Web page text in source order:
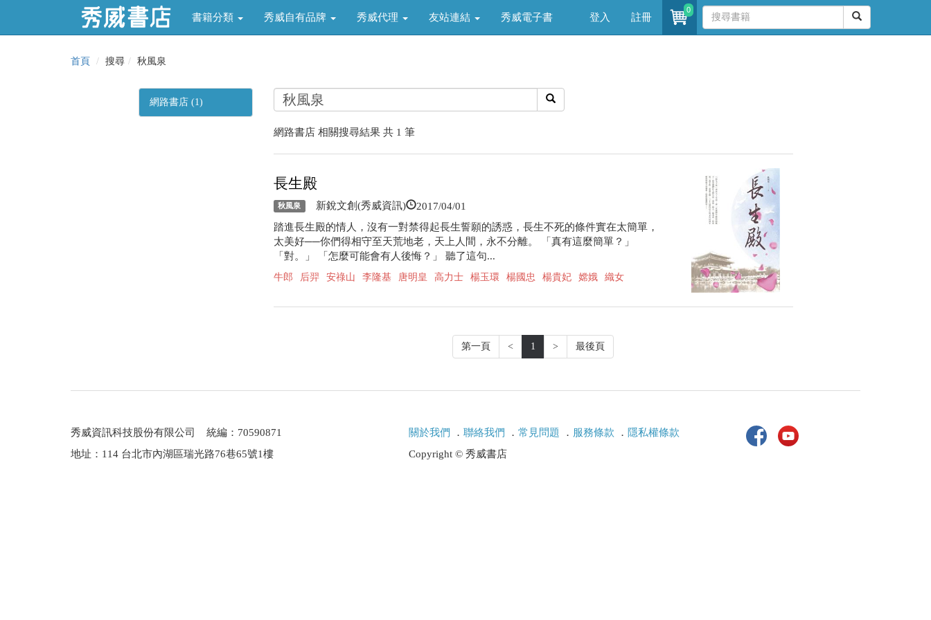
書籍分類 秀威自有品牌 秀威代理 友站連結 秀威電子書 登入 註冊
0
首頁 搜尋 秋風泉
網路書店 (1)
網路書店 相關搜尋結果 共 1 筆
長生殿
秋風泉 新銳文創(秀威資訊) 2017/04/01
踏進長生殿的情人，沒有一對禁得起長生誓願的誘惑，長生不死的條件實在太簡單，
太美好──你們得相守至天荒地老，天上人間，永不分離。 「真有這麼簡單？」
「對。」 「怎麼可能會有人後悔？」 聽了這句...
牛郎 后羿 安祿山 李隆基 唐明皇 高力士 楊玉環 楊國忠 楊貴妃 嫦娥 織女
第一頁 < 1 > 最後頁
秀威資訊科技股份有限公司 統編：70590871
地址：114 台北市內湖區瑞光路76巷65號1樓
關於我們 ． 聯絡我們 ． 常見問題 ． 服務條款 ． 隱私權條款
Copyright © 秀威書店